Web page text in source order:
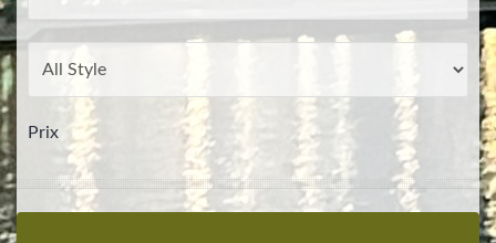
Prix